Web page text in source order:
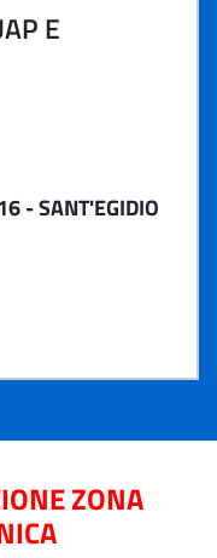
E
- SANT'EGIDIO
ZONA